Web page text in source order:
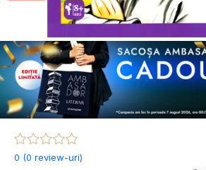
0 (0 review-uri)